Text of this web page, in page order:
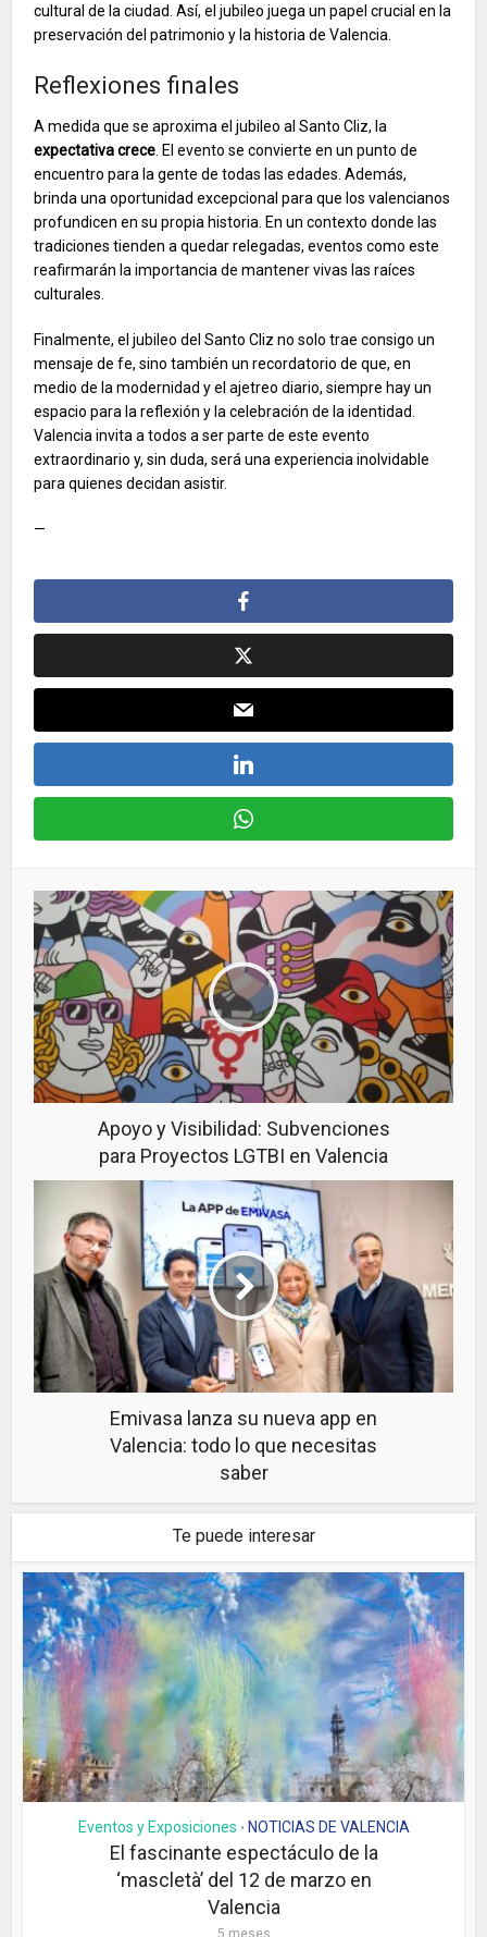
cultural de la ciudad. Así, el jubileo juega un papel crucial en la
preservación del patrimonio y la historia de Valencia.
Reflexiones finales
A medida que se aproxima el jubileo al Santo Cliz, la
expectativa crece . El evento se convierte en un punto de
encuentro para la gente de todas las edades. Además,
brinda una oportunidad excepcional para que los valencianos
profundicen en su propia historia. En un contexto donde las
tradiciones tienden a quedar relegadas, eventos como este
reafirmarán la importancia de mantener vivas las raíces
culturales.
Finalmente, el jubileo del Santo Cliz no solo trae consigo un
mensaje de fe, sino también un recordatorio de que, en
medio de la modernidad y el ajetreo diario, siempre hay un
espacio para la reflexión y la celebración de la identidad.
Valencia invita a todos a ser parte de este evento
extraordinario y, sin duda, será una experiencia inolvidable
para quienes decidan asistir.
—
Apoyo y Visibilidad: Subvenciones
para Proyectos LGTBI en Valencia
Emivasa lanza su nueva app en
Valencia: todo lo que necesitas
saber
Te puede interesar
Eventos y Exposiciones • NOTICIAS DE VALENCIA
El fascinante espectáculo de la
‘mascletà’ del 12 de marzo en
Valencia
5 meses